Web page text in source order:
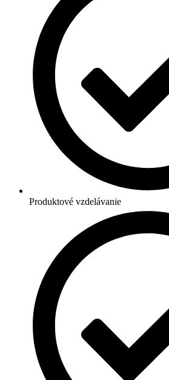
Produktové vzdelávanie